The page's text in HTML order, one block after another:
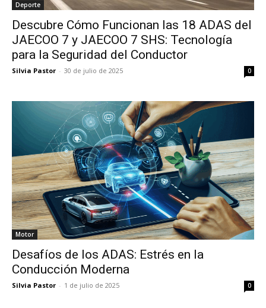
Deporte
Descubre Cómo Funcionan las 18 ADAS del
JAECOO 7 y JAECOO 7 SHS: Tecnología
para la Seguridad del Conductor
Silvia Pastor - 30 de julio de 2025 0
Motor
Desafíos de los ADAS: Estrés en la
Conducción Moderna
Silvia Pastor - 1 de julio de 2025 0